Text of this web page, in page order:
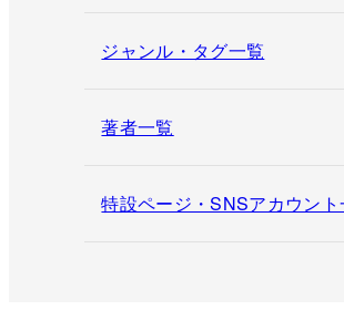
ジャンル・タグ一覧
著者一覧
特設ページ・SNSアカウント